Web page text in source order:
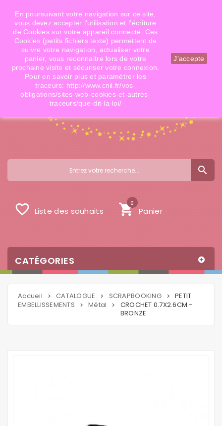
Téléphone: 06 09 14 02 79 Email: info@doigtsdefees.com
Mon compte
search
shopping_cart Panier
0
favorite_border Liste des souhaits
CATÉGORIES
Accueil > CATALOGUE > SCRAPBOOKING >
EMBELLISSEMENTS
> Métal >
PETIT
CROCHET 0.7X2.6CM -
BRONZE
En poursuivant votre navigation sur ce site,
vous devez accepter l’utilisation et l'écriture
de Cookies sur votre appareil connecté. Ces
Cookies (petits fichiers texte) permettent de
suivre votre navigation, actualiser votre
panier, vous reconnaitre lors de votre
prochaine visite et sécuriser votre connexion.
Pour en savoir plus et paramétrer les
traceurs: http://www.cnil.fr/vos-
obligations/sites-web-cookies-et-autres-
traceurs/que-dit-la-loi/
J'accepte